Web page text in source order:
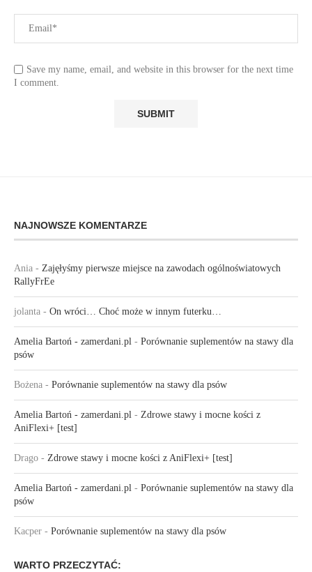
Save my name, email, and website in this browser for the next time
I comment.
NAJNOWSZE KOMENTARZE
Ania - Zajęłyśmy pierwsze miejsce na zawodach ogólnoświatowych
RallyFrEe
jolanta - On wróci… Choć może w innym futerku…
Amelia Bartoń - zamerdani.pl - Porównanie suplementów na stawy dla
psów
Bożena - Porównanie suplementów na stawy dla psów
Amelia Bartoń - zamerdani.pl - Zdrowe stawy i mocne kości z
AniFlexi+ [test]
Drago - Zdrowe stawy i mocne kości z AniFlexi+ [test]
Amelia Bartoń - zamerdani.pl - Porównanie suplementów na stawy dla
psów
Kacper - Porównanie suplementów na stawy dla psów
WARTO PRZECZYTAĆ: